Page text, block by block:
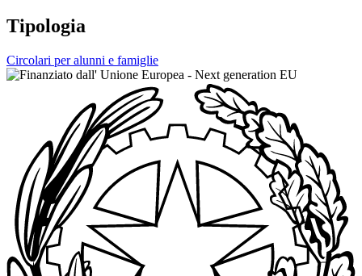
Tipologia
Circolari per alunni e famiglie